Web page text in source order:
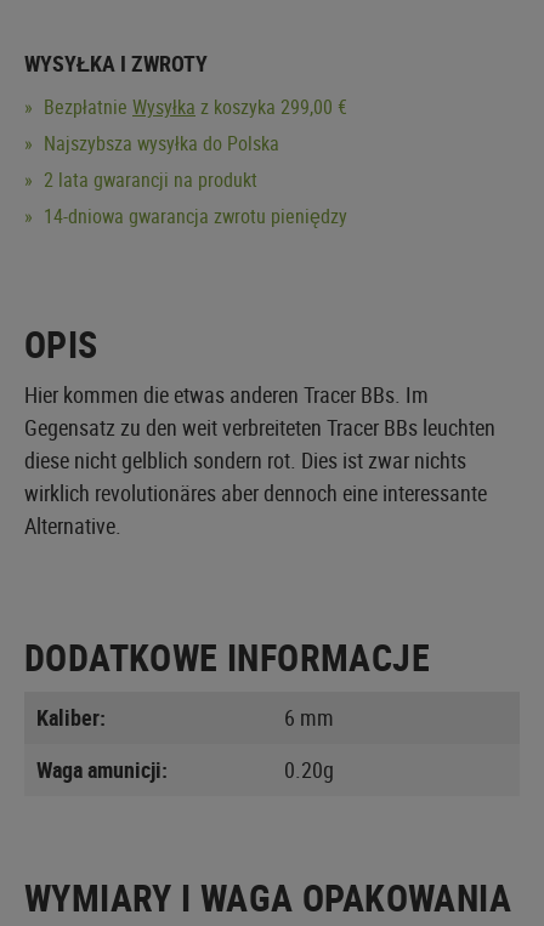
WYSYŁKA I ZWROTY
Bezpłatnie Wysyłka z koszyka 299,00 €
Najszybsza wysyłka do Polska
2 lata gwarancji na produkt
14-dniowa gwarancja zwrotu pieniędzy
OPIS
Hier kommen die etwas anderen Tracer BBs. Im
Gegensatz zu den weit verbreiteten Tracer BBs leuchten
diese nicht gelblich sondern rot. Dies ist zwar nichts
wirklich revolutionäres aber dennoch eine interessante
Alternative.
DODATKOWE INFORMACJE
Kaliber:
6 mm
Waga amunicji:
0.20g
WYMIARY I WAGA OPAKOWANIA